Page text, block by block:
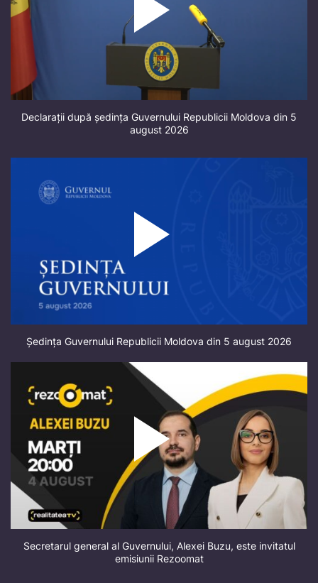
Declarații după ședința Guvernului Republicii Moldova din 5
august 2026
Ședința Guvernului Republicii Moldova din 5 august 2026
Secretarul general al Guvernului, Alexei Buzu, este invitatul
emisiunii Rezoomat